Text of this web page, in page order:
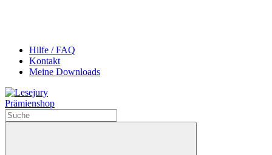
Hilfe / FAQ
Kontakt
Meine Downloads
Prämienshop